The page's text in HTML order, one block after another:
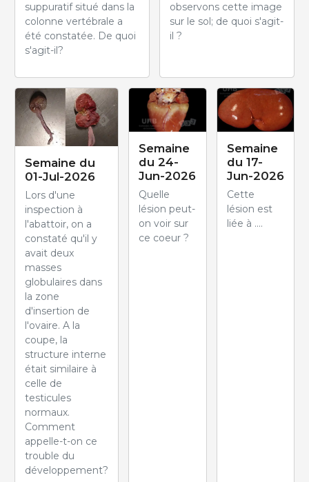
suppuratif situé dans la
colonne vertébrale a
été constatée. De quoi
s'agit-il?
observons cette image
sur le sol; de quoi s'agit-
il ?
Semaine du
01-Jul-2026
Lors d'une
inspection à
l'abattoir, on a
constaté qu'il y
avait deux
masses
globulaires dans
la zone
d'insertion de
l'ovaire. A la
coupe, la
structure interne
était similaire à
celle de
testicules
normaux.
Comment
appelle-t-on ce
trouble du
développement?
Semaine
du 24-
Jun-2026
Quelle
lésion peut-
on voir sur
ce coeur ?
Semaine
du 17-
Jun-2026
Cette
lésion est
liée à ....